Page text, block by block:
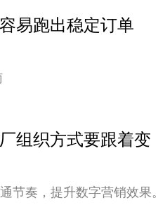
易跑出稳定订单
组织方式要跟着变
节奏，提升数字营销效果。